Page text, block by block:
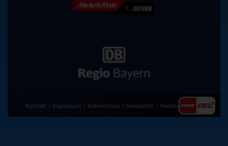
Kontakt Impressum Datenschutz Newsletter Feedback|AGB